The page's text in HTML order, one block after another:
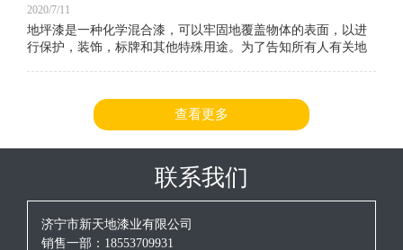
2020/7/11
地坪漆是一种化学混合漆，可以牢固地覆盖物体的表面，以进
行保护，装饰，标牌和其他特殊用途。为了告知所有人有关地
查看更多
联系我们
济宁市新天地漆业有限公司
销售一部：18553709931